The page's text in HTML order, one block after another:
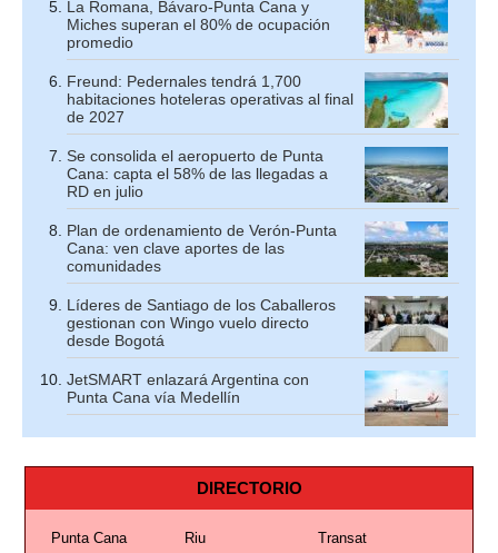
La Romana, Bávaro-Punta Cana y
Miches superan el 80% de ocupación
promedio
Freund: Pedernales tendrá 1,700
habitaciones hoteleras operativas al final
de 2027
Se consolida el aeropuerto de Punta
Cana: capta el 58% de las llegadas a
RD en julio
Plan de ordenamiento de Verón-Punta
Cana: ven clave aportes de las
comunidades
Líderes de Santiago de los Caballeros
gestionan con Wingo vuelo directo
desde Bogotá
JetSMART enlazará Argentina con
Punta Cana vía Medellín
DIRECTORIO
Punta Cana Riu
Transat